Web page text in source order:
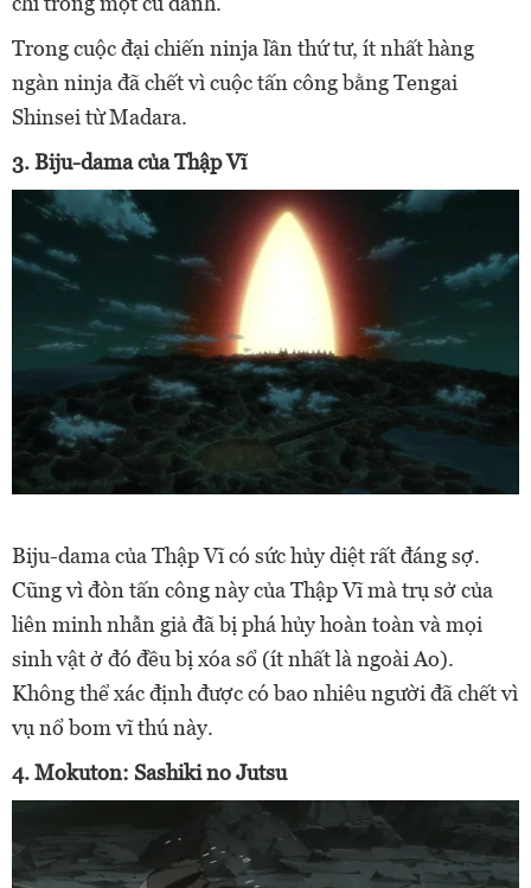
Trong cuộc đại chiến ninja lần thứ tư, ít nhất hàng
ngàn ninja đã chết vì cuộc tấn công bằng Tengai
Shinsei từ Madara.
3. Biju-dama của Thập Vĩ
Biju-dama của Thập Vĩ có sức hủy diệt rất đáng sợ.
Cũng vì đòn tấn công này của Thập Vĩ mà trụ sở của
liên minh nhẫn giả đã bị phá hủy hoàn toàn và mọi
sinh vật ở đó đều bị xóa sổ (ít nhất là ngoài Ao).
Không thể xác định được có bao nhiêu người đã chết vì
vụ nổ bom vĩ thú này.
4. Mokuton: Sashiki no Jutsu